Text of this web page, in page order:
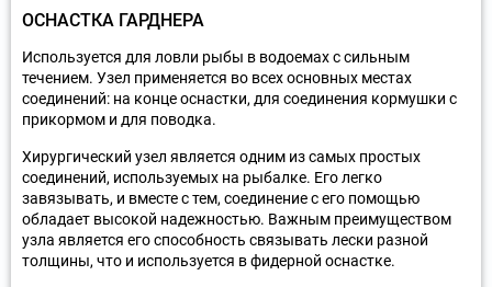
ОСНАСТКА ГАРДНЕРА
Используется для ловли рыбы в водоемах с сильным
течением. Узел применяется во всех основных местах
соединений: на конце оснастки, для соединения кормушки с
прикормом и для поводка.
Хирургический узел является одним из самых простых
соединений, используемых на рыбалке. Его легко
завязывать, и вместе с тем, соединение с его помощью
обладает высокой надежностью. Важным преимуществом
узла является его способность связывать лески разной
толщины, что и используется в фидерной оснастке.